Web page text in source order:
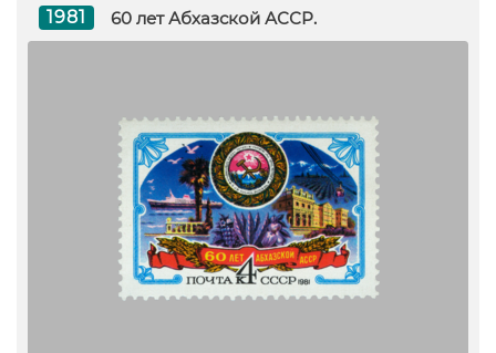
1981 60 лет Абхазской АССР.